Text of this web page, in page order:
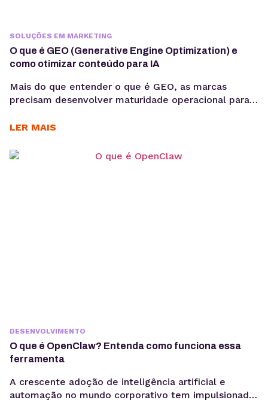
SOLUÇÕES EM MARKETING
O que é GEO (Generative Engine Optimization) e
como otimizar conteúdo para IA
Mais do que entender o que é GEO, as marcas
precisam desenvolver maturidade operacional para
intenção, consistência temática e conteúdos
sem comprometer a experiência humana. A forma
LER MAIS
DESENVOLVIMENTO
O que é OpenClaw? Entenda como funciona essa
ferramenta
A crescente adoção de inteligência artificial e
automação no mundo corporativo tem impulsionado